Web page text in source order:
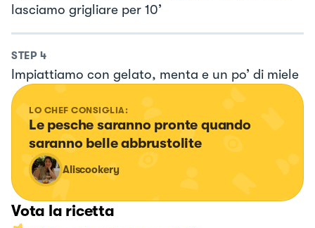
lasciamo grigliare per 10’
STEP 4
Impiattiamo con gelato, menta e un po’ di miele
LO CHEF CONSIGLIA:
Le pesche saranno pronte quando
saranno belle abbrustolite
Aliscookery
Vota la ricetta